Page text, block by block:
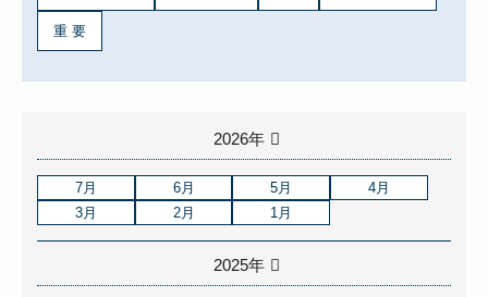
重 要
2026年
7月 6月 5月
4月
3月
2月 1月
2025年